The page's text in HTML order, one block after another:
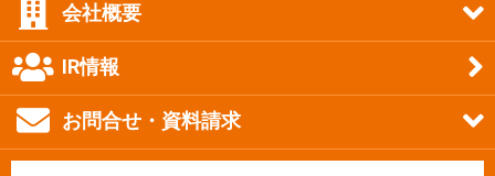
会社概要
IR情報
お問合せ・資料請求